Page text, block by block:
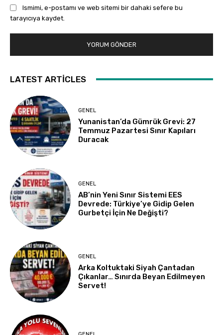
Ismimi, e-postamı ve web sitemi bir dahaki sefere bu
tarayıcıya kaydet.
LATEST ARTICLES
GENEL
Yunanistan’da Gümrük Grevi: 27
Temmuz Pazartesi Sınır Kapıları
Duracak
GENEL
AB’nin Yeni Sınır Sistemi EES
Devrede: Türkiye’ye Gidip Gelen
Gurbetçi İçin Ne Değişti?
GENEL
Arka Koltuktaki Siyah Çantadan
Çıkanlar… Sınırda Beyan Edilmeyen
Servet!